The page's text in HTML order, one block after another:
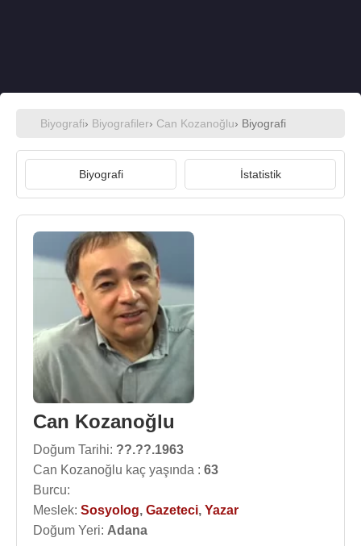
Biyografi› Biyografiler› Can Kozanoğlu› Biyografi
Biyografi İstatistik
Can Kozanoğlu
Doğum Tarihi: ??.??.1963
Can Kozanoğlu kaç yaşında : 63
Burcu:
Meslek: Sosyolog, Gazeteci, Yazar
Doğum Yeri: Adana